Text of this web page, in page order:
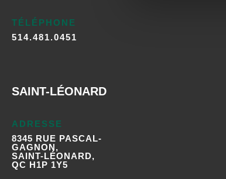
TÉLÉPHONE
514.481.0451
SAINT-LÉONARD
ADRESSE
8345 RUE PASCAL-
GAGNON,
SAINT-LÉONARD,
QC H1P 1Y5